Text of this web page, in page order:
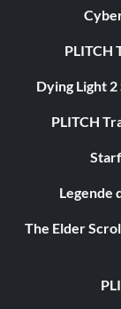
PLITCH
Dying Light
PLITCH
Legende
The Elder